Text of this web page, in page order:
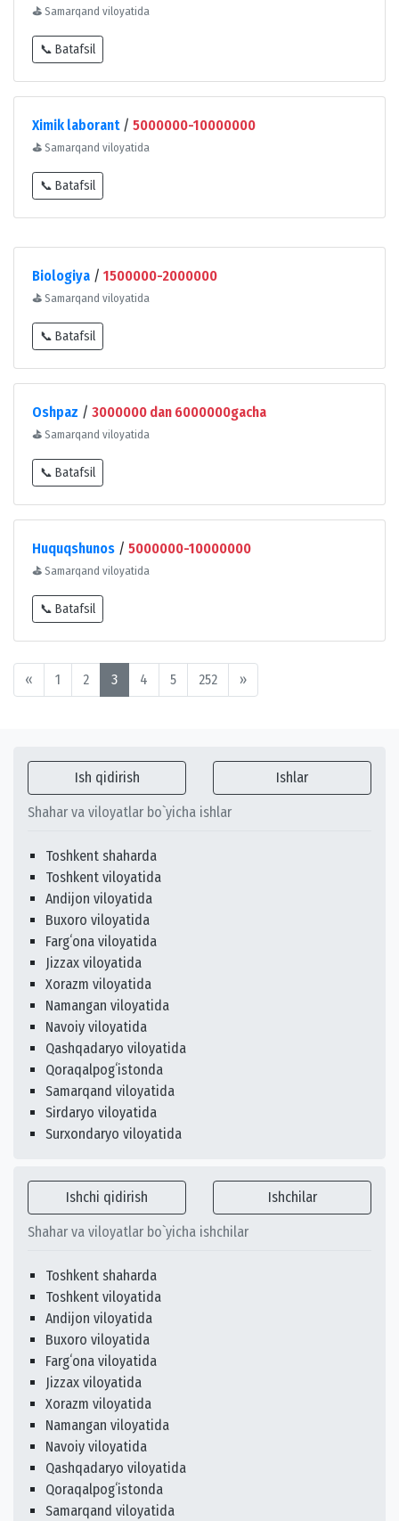
⛳ Samarqand viloyatida
📞 Batafsil
Ximik laborant/ 5000000-10000000
⛳ Samarqand viloyatida
📞 Batafsil
Biologiya / 1500000-2000000
⛳ Samarqand viloyatida
📞 Batafsil
Oshpaz / 3000000 dan 6000000gacha
⛳ Samarqand viloyatida
📞 Batafsil
Huquqshunos / 5000000-10000000
⛳ Samarqand viloyatida
📞 Batafsil
« 1 2 3 4 5 252 »
Ish qidirish Ishlar
Shahar va viloyatlar bo`yicha ishlar
Toshkent shaharda
Toshkent viloyatida
Andijon viloyatida
Buxoro viloyatida
Fargʻona viloyatida
Jizzax viloyatida
Xorazm viloyatida
Namangan viloyatida
Navoiy viloyatida
Qashqadaryo viloyatida
Qoraqalpogʻistonda
Samarqand viloyatida
Sirdaryo viloyatida
Surxondaryo viloyatida
Ishchi qidirish Ishchilar
Shahar va viloyatlar bo`yicha ishchilar
Toshkent shaharda
Toshkent viloyatida
Andijon viloyatida
Buxoro viloyatida
Fargʻona viloyatida
Jizzax viloyatida
Xorazm viloyatida
Namangan viloyatida
Navoiy viloyatida
Qashqadaryo viloyatida
Qoraqalpogʻistonda
Samarqand viloyatida